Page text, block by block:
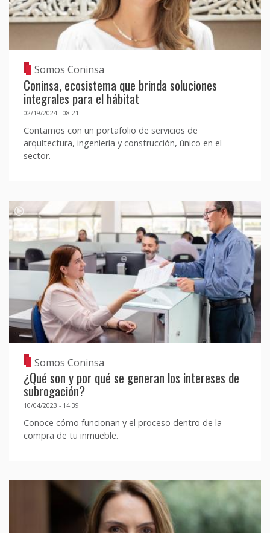
Somos Coninsa
Coninsa, ecosistema que brinda soluciones
integrales para el hábitat
02/19/2024 - 08:21
Contamos con un portafolio de servicios de
arquitectura, ingeniería y construcción, único en el
sector.
Somos Coninsa
¿Qué son y por qué se generan los intereses de
subrogación?
10/04/2023 - 14:39
Conoce cómo funcionan y el proceso dentro de la
compra de tu inmueble.